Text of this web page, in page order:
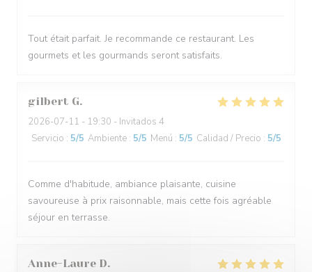
Tout était parfait. Je recommande ce restaurant. Les
gourmets et les gourmands seront satisfaits.
gilbert G
2026-07-11 - 19:30 - Invitados 4
Servicio : 5/5 Ambiente : 5/5 Menú : 5/5 Calidad / Precio : 5/5
Comme d'habitude, ambiance plaisante, cuisine
savoureuse à prix raisonnable, mais cette fois agréable
séjour en terrasse.
Anne-Laure D